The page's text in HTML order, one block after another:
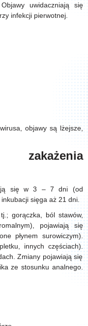
uwidaczniają się
infekcji pierwotnej.
objawy są lżejsze,
zakażenia
się w 3 – 7 dni (od
sięga aż 21 dni.
gorączka, ból stawów,
pojawiają się
płynem surowiczym).
innych częściach).
Zmiany pojawiają się
ze stosunku analnego.